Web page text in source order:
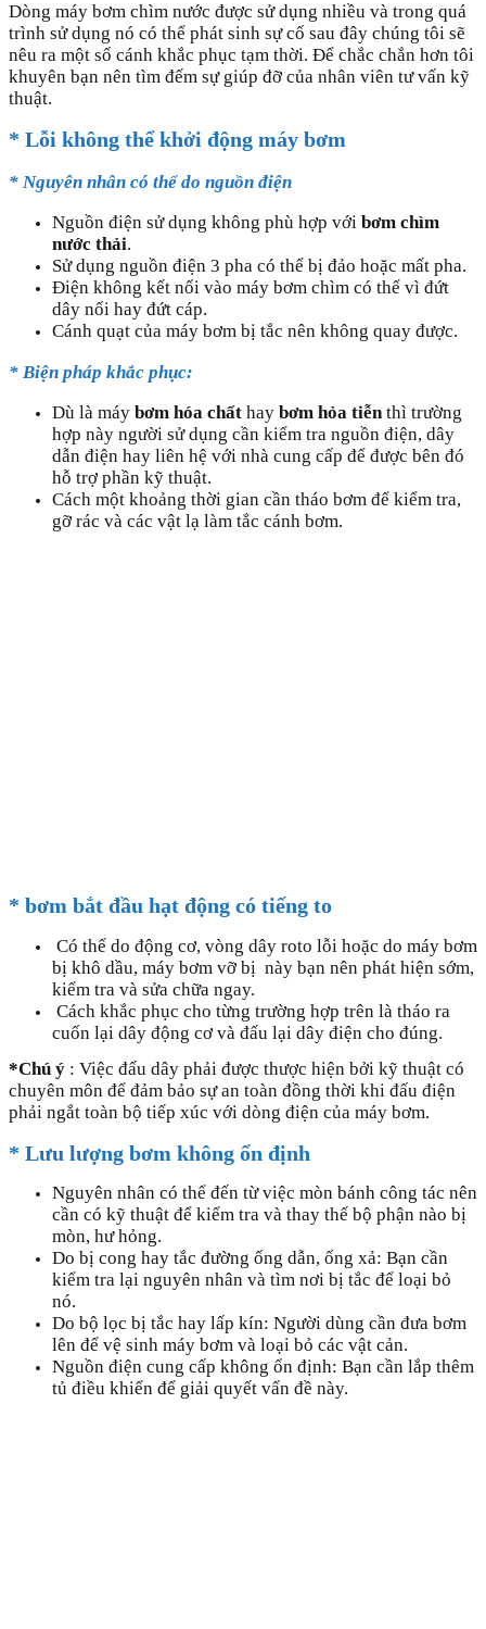
Dòng máy bơm chìm nước được sử dụng nhiều và trong quá
trình sử dụng nó có thể phát sinh sự cố sau đây chúng tôi sẽ
nêu ra một số cánh khắc phục tạm thời. Để chắc chắn hơn tôi
khuyên bạn nên tìm đếm sự giúp đỡ của nhân viên tư vấn kỹ
thuật.
* Lỗi không thể khởi động máy bơm
* Nguyên nhân có thể do nguồn điện
Nguồn điện sử dụng không phù hợp với bơm chìm
nước thải.
Sử dụng nguồn điện 3 pha có thể bị đảo hoặc mất pha.
Điện không kết nối vào máy bơm chìm có thể vì đứt
dây nối hay đứt cáp.
Cánh quạt của máy bơm bị tắc nên không quay được.
* Biện pháp khắc phục:
Dù là máy bơm hóa chất hay bơm hỏa tiễnthì trường
hợp này người sử dụng cần kiểm tra nguồn điện, dây
dẫn điện hay liên hệ với nhà cung cấp để được bên đó
hỗ trợ phần kỹ thuật.
Cách một khoảng thời gian cần tháo bơm để kiểm tra,
gỡ rác và các vật lạ làm tắc cánh bơm.
* bơm bắt đầu hạt động có tiếng to
Có thể do động cơ, vòng dây roto lỗi hoặc do máy bơm
bị khô dầu, máy bơm vỡ bị này bạn nên phát hiện sớm,
kiểm tra và sửa chữa ngay.
Cách khắc phục cho từng trường hợp trên là tháo ra
cuốn lại dây động cơ và đấu lại dây điện cho đúng.
*Chú ý : Việc đấu dây phải được thược hiện bởi kỹ thuật có
chuyên môn để đảm bảo sự an toàn đồng thời khi đấu điện
phải ngắt toàn bộ tiếp xúc với dòng điện của máy bơm.
* Lưu lượng bơm không ổn định
Nguyên nhân có thể đến từ việc mòn bánh công tác nên
cần có kỹ thuật để kiểm tra và thay thế bộ phận nào bị
mòn, hư hỏng.
Do bị cong hay tắc đường ống dẫn, ống xả: Bạn cần
kiểm tra lại nguyên nhân và tìm nơi bị tắc để loại bỏ
nó.
Do bộ lọc bị tắc hay lấp kín: Người dùng cần đưa bơm
lên để vệ sinh máy bơm và loại bỏ các vật cản.
Nguồn điện cung cấp không ổn định: Bạn cần lắp thêm
tủ điều khiển để giải quyết vấn đề này.